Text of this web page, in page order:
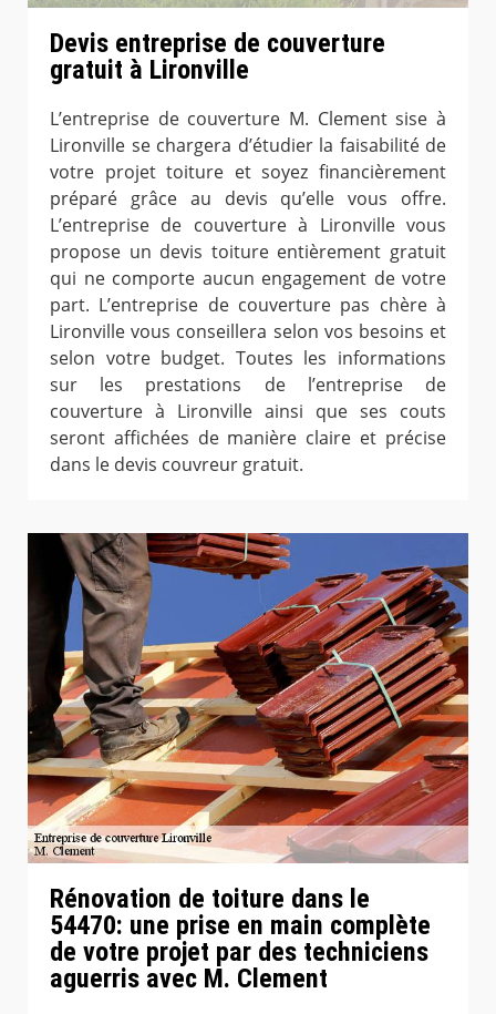
Devis entreprise de couverture
gratuit à Lironville
L’entreprise de couverture M. Clement sise à
Lironville se chargera d’étudier la faisabilité de
votre projet toiture et soyez financièrement
préparé grâce au devis qu’elle vous offre.
L’entreprise de couverture à Lironville vous
propose un devis toiture entièrement gratuit
qui ne comporte aucun engagement de votre
part. L’entreprise de couverture pas chère à
Lironville vous conseillera selon vos besoins et
selon votre budget. Toutes les informations
sur les prestations de l’entreprise de
couverture à Lironville ainsi que ses couts
seront affichées de manière claire et précise
dans le devis couvreur gratuit.
Rénovation de toiture dans le
54470: une prise en main complète
de votre projet par des techniciens
aguerris avec M. Clement